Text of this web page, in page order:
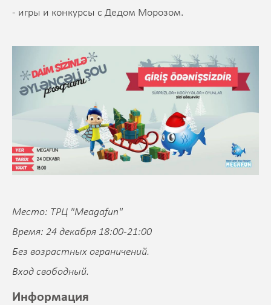
- игры и конкурсы с Дедом Морозом.
Место: ТРЦ "Meagafun"
Время: 24 декабря 18:00-21:00
Без возрастных ограничений.
Вход свободный.
Информация